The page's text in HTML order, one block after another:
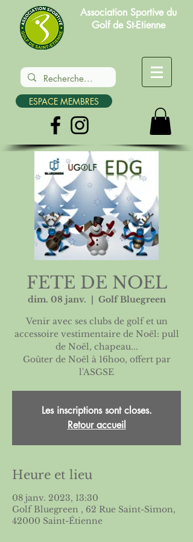
Association Sportive du
Golf de St-Etienne
ESPACE MEMBRES
FETE DE NOEL
dim. 08 janv.
Golf Bluegreen
Venir avec ses clubs de golf et un
accessoire vestimentaire de Noël: pull
de Noël, chapeau...
Goûter de Noël à 16hoo, offert par
l'ASGSE
Les inscriptions sont closes.
Retour accueil
Heure et lieu
08 janv. 2023, 13:30
Golf Bluegreen , 62 Rue Saint-Simon,
42000 Saint-Étienne